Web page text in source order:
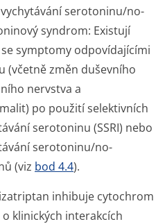
serotoninu/no­
syndrom: Existují
symptomy odpovídajícími
změn duševního
nervstva a
po použití selektivních
serotoninu (SSRI) nebo
serotoninu/no­
(viz bod 4.4).
inhibuje cytochrom
o klinických interakcích